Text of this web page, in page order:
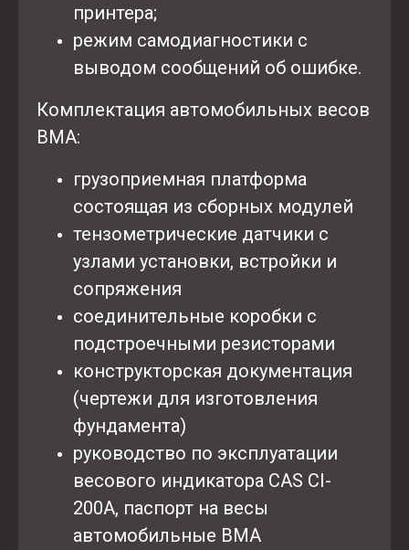
принтера;
режим самодиагностики с
выводом сообщений об ошибке.
Комплектация автомобильных весов
ВМА:
грузоприемная платформа
состоящая из сборных модулей
тензометрические датчики с
узлами установки, встройки и
сопряжения
соединительные коробки с
подстроечными резисторами
конструкторская документация
(чертежи для изготовления
фундамента)
руководство по эксплуатации
весового индикатора CAS CI-
200A, паспорт на весы
автомобильные ВМА